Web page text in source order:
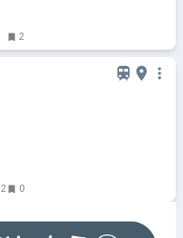
2
2 0